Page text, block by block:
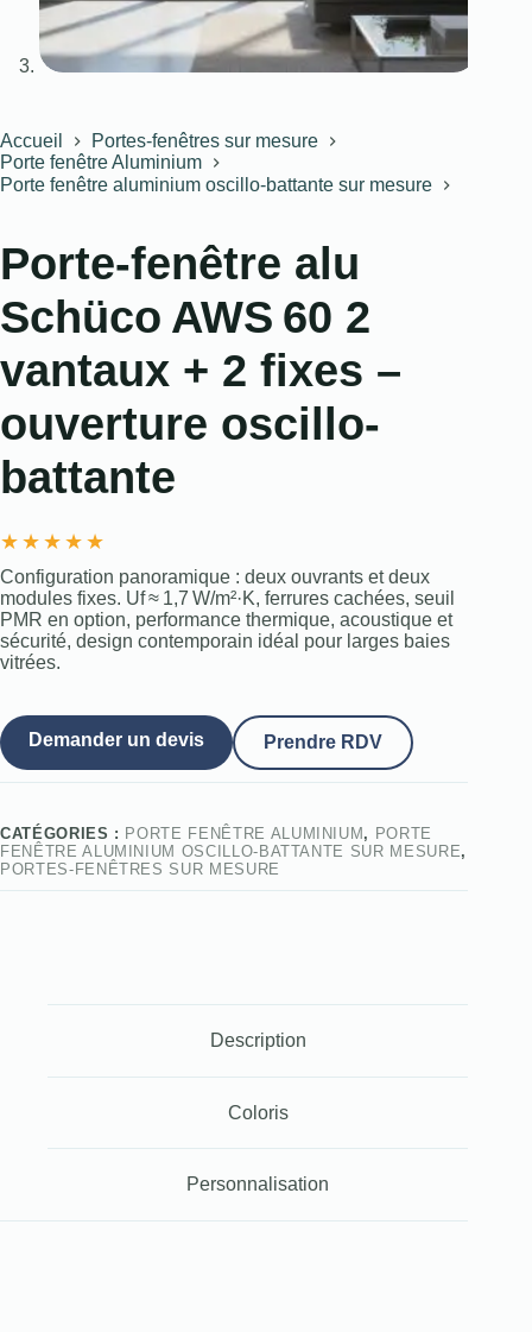
Accueil
Portes-fenêtres sur mesure
Porte fenêtre Aluminium
Porte fenêtre aluminium oscillo-battante sur mesure
Porte-fenêtre alu
Schüco AWS 60 2
vantaux + 2 fixes –
ouverture oscillo-
battante
★ ★ ★ ★ ★
Configuration panoramique : deux ouvrants et deux
modules fixes. Uf ≈ 1,7 W/m²·K, ferrures cachées, seuil
PMR en option, performance thermique, acoustique et
sécurité, design contemporain idéal pour larges baies
vitrées.
Demander un devis Prendre RDV
CATÉGORIES : PORTE FENÊTRE ALUMINIUM , PORTE
FENÊTRE ALUMINIUM OSCILLO-BATTANTE SUR MESURE,
PORTES-FENÊTRES SUR MESURE
Description
Coloris
Personnalisation